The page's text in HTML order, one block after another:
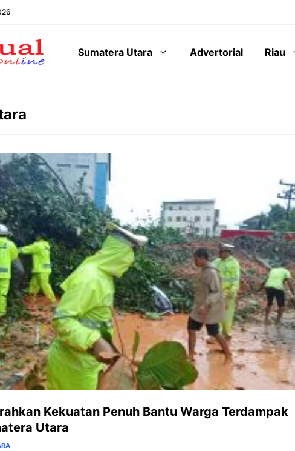
Sumatera Utara Advertorial Riau
Kekuatan Penuh Bantu Warga Terdampak
Utara